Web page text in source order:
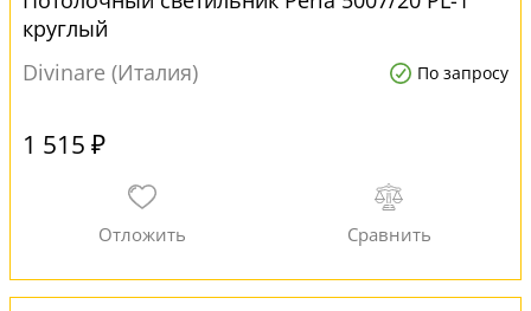
круглый
Divinare (Италия)
По запросу
1 515 ₽